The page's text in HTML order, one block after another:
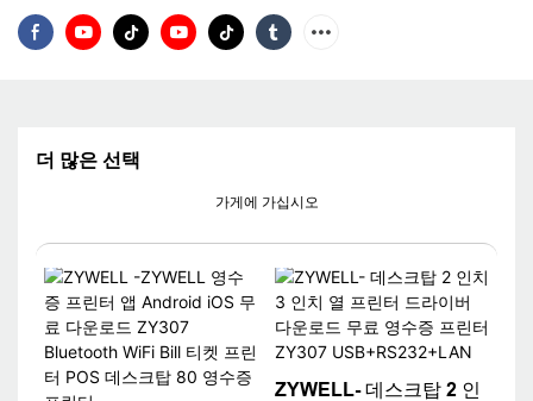
더 많은 선택
가게에 가십시오
ZYWELL- 데스크탑 2 인